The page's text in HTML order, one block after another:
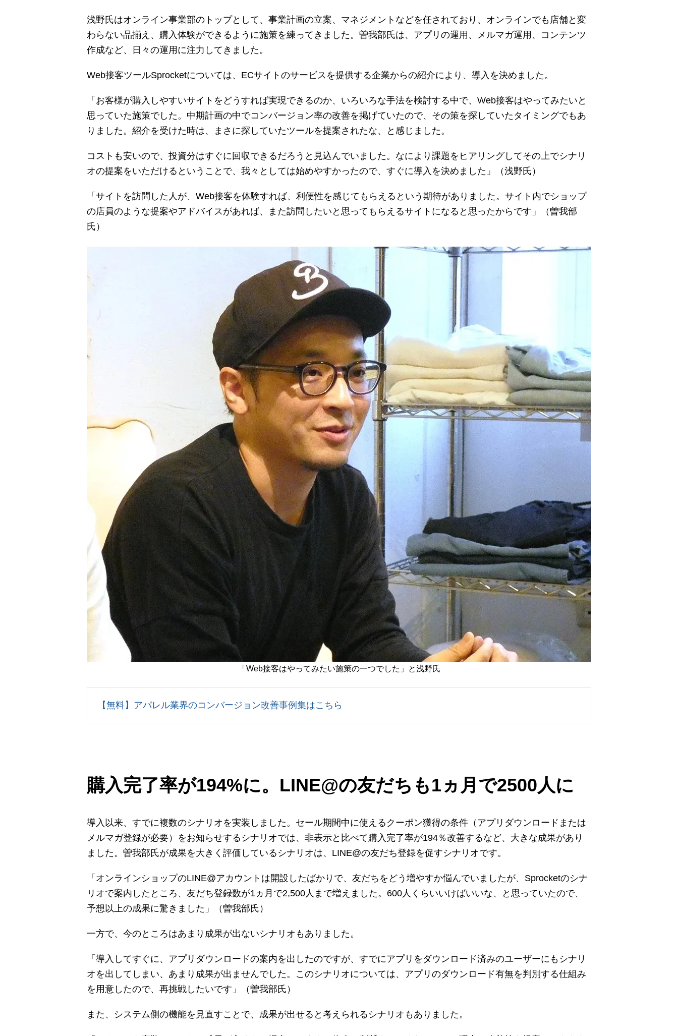
浅野氏はオンライン事業部のトップとして、事業計画の立案、マネジメントなどを任されており、オンラインでも店舗と変
わらない品揃え、購入体験ができるように施策を練ってきました。曽我部氏は、アプリの運用、メルマガ運用、コンテンツ
作成など、日々の運用に注力してきました。
Web接客ツールSprocketについては、ECサイトのサービスを提供する企業からの紹介により、導入を決めました。
「お客様が購入しやすいサイトをどうすれば実現できるのか、いろいろな手法を検討する中で、Web接客はやってみたいと
思っていた施策でした。中期計画の中でコンバージョン率の改善を掲げていたので、その策を探していたタイミングでもあ
りました。紹介を受けた時は、まさに探していたツールを提案されたな、と感じました。
コストも安いので、投資分はすぐに回収できるだろうと見込んでいました。なにより課題をヒアリングしてその上でシナリ
オの提案をいただけるということで、我々としては始めやすかったので、すぐに導入を決めました」（浅野氏）
「サイトを訪問した人が、Web接客を体験すれば、利便性を感じてもらえるという期待がありました。サイト内でショップ
の店員のような提案やアドバイスがあれば、また訪問したいと思ってもらえるサイトになると思ったからです」（曽我部
氏）
「Web接客はやってみたい施策の一つでした」と浅野氏
【無料】アパレル業界のコンバージョン改善事例集はこちら
購入完了率が194%に。LINE@の友だちも1ヵ月で2500人に
導入以来、すでに複数のシナリオを実装しました。セール期間中に使えるクーポン獲得の条件（アプリダウンロードまたは
メルマガ登録が必要）をお知らせするシナリオでは、非表示と比べて購入完了率が194％改善するなど、大きな成果があり
ました。曽我部氏が成果を大きく評価しているシナリオは、LINE@の友だち登録を促すシナリオです。
「オンラインショップのLINE@アカウントは開設したばかりで、友だちをどう増やすか悩んでいましたが、Sprocketのシナ
リオで案内したところ、友だち登録数が1ヵ月で2,500人まで増えました。600人くらいいけばいいな、と思っていたので、
予想以上の成果に驚きました」（曽我部氏）
一方で、今のところはあまり成果が出ないシナリオもありました。
「導入してすぐに、アプリダウンロードの案内を出したのですが、すでにアプリをダウンロード済みのユーザーにもシナリ
オを出してしまい、あまり成果が出ませんでした。このシナリオについては、アプリのダウンロード有無を判別する仕組み
を用意したので、再挑戦したいです」（曽我部氏）
また、システム側の機能を見直すことで、成果が出せると考えられるシナリオもありました。